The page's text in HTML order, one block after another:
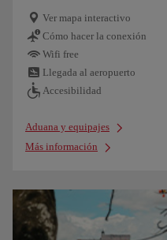
Ver mapa interactivo
Cómo hacer la conexión
Wifi free
Llegada al aeropuerto
Accesibilidad
Aduana y equipajes
Más información